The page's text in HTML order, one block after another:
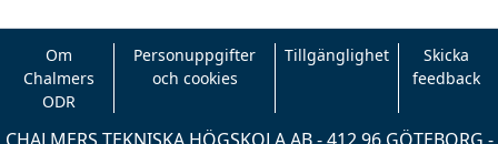
Om
Chalmers
ODR
Personuppgifter
och cookies
Tillgänglighet
Skicka
feedback